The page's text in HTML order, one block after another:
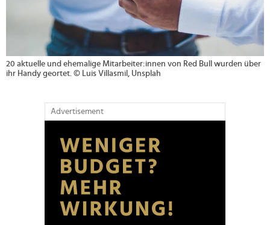
20 aktuelle und ehemalige Mitarbeiter:innen von Red Bull wurden über
ihr Handy geortet. © Luis Villasmil, Unsplah
Advertisement